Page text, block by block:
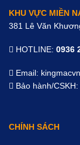
KHU VỰC MIỀN
381 Lê Văn
HOTLINE: 0936
Email:
Bảo hành/
CHÍNH SÁCH